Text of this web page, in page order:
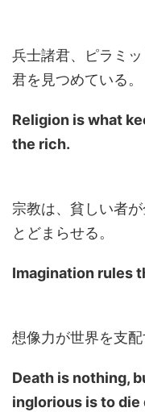
兵士諸君、ピラミ
君を見つめている。
Religion is what
the rich.
宗教は、貧しい者
とどまらせる。
Imagination rules
想像力が世界を支配
Death is nothing,
inglorious is to die